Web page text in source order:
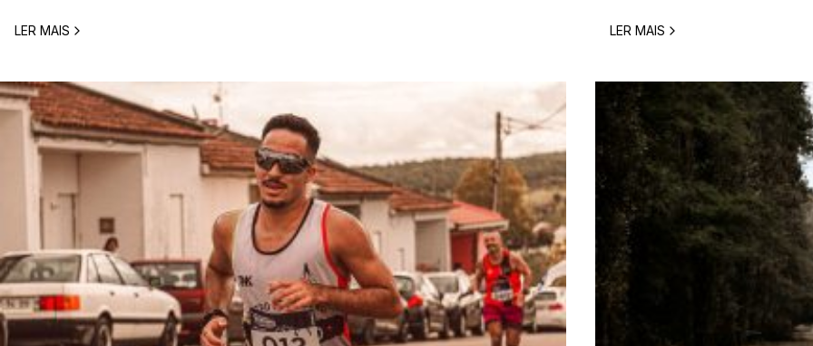
LER MAIS
perfeita para um corredor pode
LER MAIS